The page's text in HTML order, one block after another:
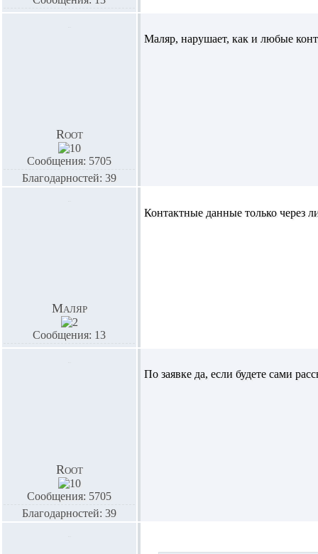
Root
Сообщения: 5705
Благодарностей: 39
Маляр, нарушает, как и любые
Маляр
Сообщения: 13
Контактные данные только через
Root
Сообщения: 5705
Благодарностей: 39
По заявке да, если будете сами